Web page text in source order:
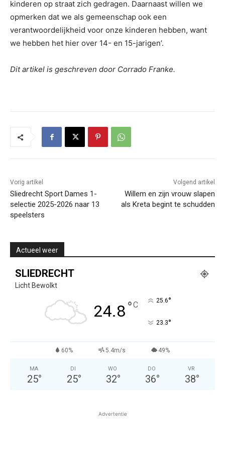
kinderen op straat zich gedragen. Daarnaast willen we
opmerken dat we als gemeenschap ook een
verantwoordelijkheid voor onze kinderen hebben, want
we hebben het hier over 14- en 15-jarigen’.
Dit artikel is geschreven door Corrado Franke.
Vorig artikel
Sliedrecht Sport Dames 1-
selectie 2025-2026 naar 13
speelsters
Volgend artikel
Willem en zijn vrouw slapen
als Kreta begint te schudden
Actueel weer
SLIEDRECHT
Licht Bewolkt
24.8°C 25.6°
23.3°
60% 5.4m/s 49%
MA
25°
DI
25°
WO
32°
DO
36°
VR
38°
Advertentie